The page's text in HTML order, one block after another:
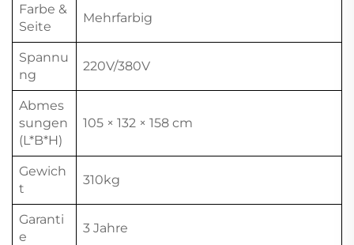
Farbe &
Seite
Mehrfarbig
Spannu
ng
220V/380V
Abmes
sungen
(L*B*H)
105 × 132 × 158 cm
Gewich
t
310kg
Garanti
e
3 Jahre